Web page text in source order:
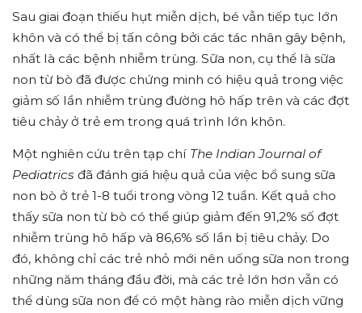
Sau giai đoạn thiếu hụt miễn dịch, bé vẫn tiếp tục lớn
khôn và có thể bị tấn công bởi các tác nhân gây bệnh,
nhất là các bệnh nhiễm trùng. Sữa non, cụ thể là sữa
non từ bò đã được chứng minh có hiệu quả trong việc
giảm số lần nhiễm trùng đường hô hấp trên và các đợt
tiêu chảy ở trẻ em trong quá trình lớn khôn.
Một nghiên cứu trên tạp chí The Indian Journal of
Pediatrics đã đánh giá hiệu quả của việc bổ sung sữa
non bò ở trẻ 1-8 tuổi trong vòng 12 tuần. Kết quả cho
thấy sữa non từ bò có thể giúp giảm đến 91,2% số đợt
nhiễm trùng hô hấp và 86,6% số lần bị tiêu chảy. Do
đó, không chỉ các trẻ nhỏ mới nên uống sữa non trong
những năm tháng đầu đời, mà các trẻ lớn hơn vẫn có
thể dùng sữa non để có một hàng rào miễn dịch vững